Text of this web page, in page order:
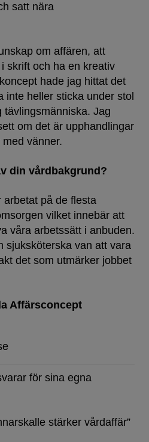
satt nära
om affären, att
skrift och ha en kreativ
hade jag hittat det
inte heller sticka under stol
tävlingsmänniska. Jag
om det är upphandlingar
vänner.
din vårdbakgrund?
arbetat på de flesta
vilket innebär att
våra arbetssätt i anbuden.
sjuksköterska van att vara
det som utmärker jobbet
Affärsconcept
för sina egna
stärker vårdaffär”